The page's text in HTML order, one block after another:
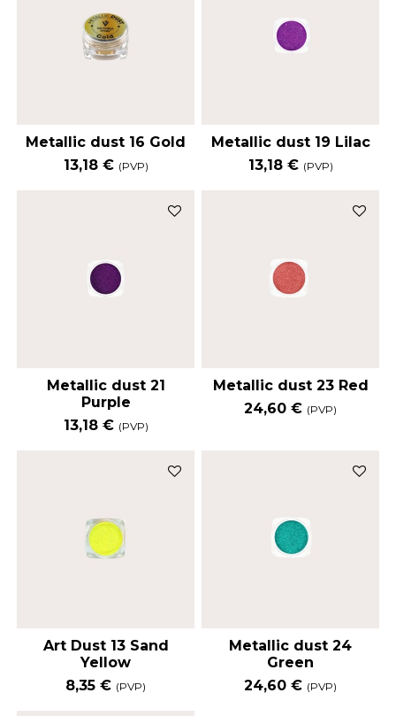
Metallic dust 16 Gold
13,18 € (PVP)
Metallic dust 19 Lilac
13,18 € (PVP)
Metallic dust 21
Purple
13,18 € (PVP)
Metallic dust 23 Red
24,60 € (PVP)
Art Dust 13 Sand
Yellow
8,35 € (PVP)
Metallic dust 24
Green
24,60 € (PVP)